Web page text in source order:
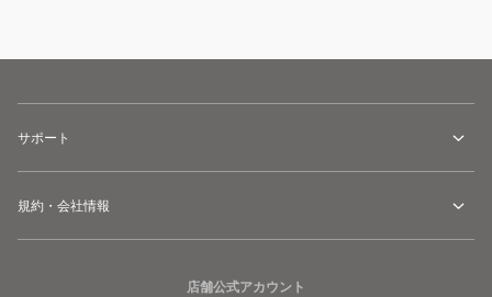
サポート
規約・会社情報
店舗公式アカウント